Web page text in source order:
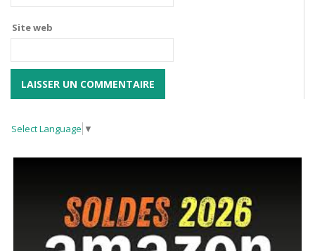
Site web
Select Language ▼